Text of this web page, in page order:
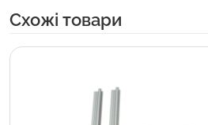
Cхожі товари